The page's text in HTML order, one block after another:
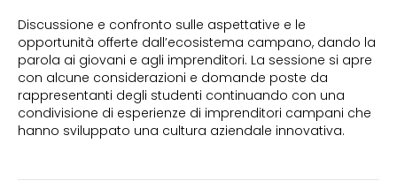
Discussione e confronto sulle aspettative e le
opportunità offerte dall’ecosistema campano, dando la
parola ai giovani e agli imprenditori. La sessione si apre
con alcune considerazioni e domande poste da
rappresentanti degli studenti continuando con una
condivisione di esperienze di imprenditori campani che
hanno sviluppato una cultura aziendale innovativa.